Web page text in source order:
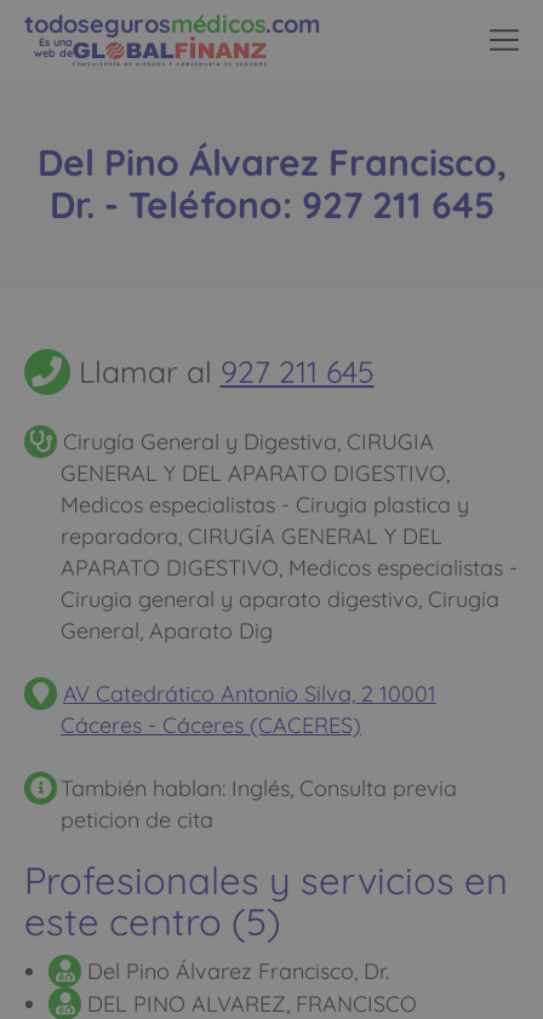
todosegurosmédicos.com
Es una
web de
Del Pino Álvarez Francisco,
Dr. - Teléfono: 927 211 645
Llamar al 927 211 645
Cirugía General y Digestiva, CIRUGIA
GENERAL Y DEL APARATO DIGESTIVO,
Medicos especialistas - Cirugia plastica y
reparadora, CIRUGÍA GENERAL Y DEL
APARATO DIGESTIVO, Medicos especialistas -
Cirugia general y aparato digestivo, Cirugía
General, Aparato Dig
AV Catedrático Antonio Silva, 2 10001
Cáceres - Cáceres (CACERES)
También hablan: Inglés, Consulta previa
peticion de cita
Profesionales y servicios en
este centro (5)
Del Pino Álvarez Francisco, Dr.
DEL PINO ALVAREZ, FRANCISCO